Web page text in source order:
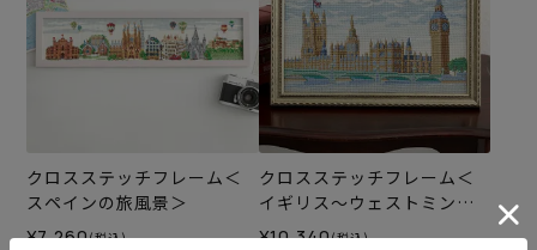
クロスステッチフレーム＜
スペインの旅風景＞
¥7,260(税込)
クロスステッチフレーム＜
イギリス～ウェストミンス
ター宮殿～＞
¥10,340(税込)